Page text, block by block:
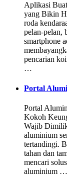
Aplikasi
yang Bikin
roda
pelan-pelan,
smartphone
pencarian
…
Portal
Portal
Kokoh
Wajib
aluminium
tertandingi.
tahan dan
mencari
aluminium …